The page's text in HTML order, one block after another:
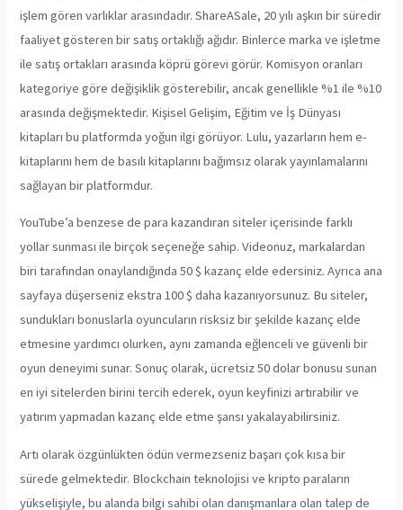
işlem gören varlıklar arasındadır. ShareASale, 20 yılı aşkın bir süredir
faaliyet gösteren bir satış ortaklığı ağıdır. Binlerce marka ve işletme
ile satış ortakları arasında köprü görevi görür. Komisyon oranları
kategoriye göre değişiklik gösterebilir, ancak genellikle %1 ile %10
arasında değişmektedir. Kişisel Gelişim, Eğitim ve İş Dünyası
kitapları bu platformda yoğun ilgi görüyor. Lulu, yazarların hem e-
kitaplarını hem de basılı kitaplarını bağımsız olarak yayınlamalarını
sağlayan bir platformdur.
YouTube’a benzese de para kazandıran siteler içerisinde farklı
yollar sunması ile birçok seçeneğe sahip. Videonuz, markalardan
biri tarafından onaylandığında 50 $ kazanç elde edersiniz. Ayrıca ana
sayfaya düşerseniz ekstra 100 $ daha kazanıyorsunuz. Bu siteler,
sundukları bonuslarla oyuncuların risksiz bir şekilde kazanç elde
etmesine yardımcı olurken, aynı zamanda eğlenceli ve güvenli bir
oyun deneyimi sunar. Sonuç olarak, ücretsiz 50 dolar bonusu sunan
en iyi sitelerden birini tercih ederek, oyun keyfinizi artırabilir ve
yatırım yapmadan kazanç elde etme şansı yakalayabilirsiniz.
Artı olarak özgünlükten ödün vermezseniz başarı çok kısa bir
sürede gelmektedir. Blockchain teknolojisi ve kripto paraların
yükselişiyle, bu alanda bilgi sahibi olan danışmanlara olan talep de